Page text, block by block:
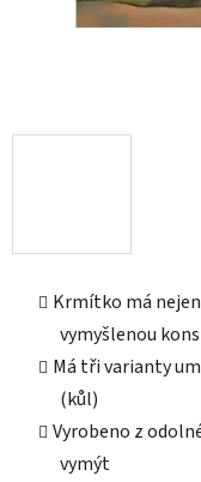
Krmítko má
vymyšlenou
Má tři varianty
(kůl)
Vyrobeno z
vymýt